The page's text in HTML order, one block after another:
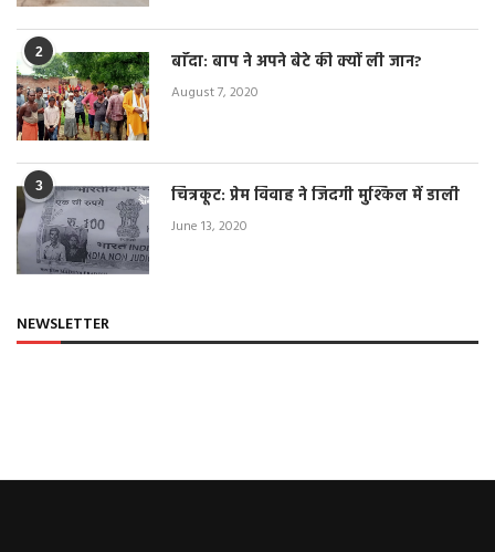
2 बाँदा: बाप ने अपने बेटे की क्यों ली जान?
August 7, 2020
3 चित्रकूट: प्रेम विवाह ने जिंदगी मुश्किल में डाली
June 13, 2020
NEWSLETTER